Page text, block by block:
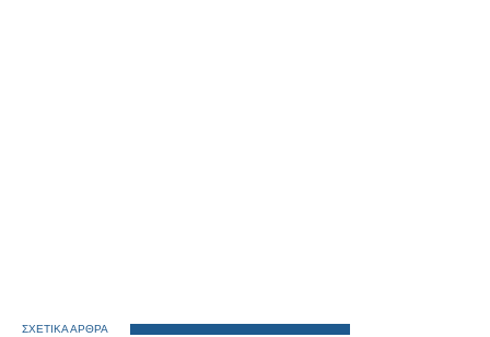
ΣΧΕΤΙΚΑ ΑΡΘΡΑ